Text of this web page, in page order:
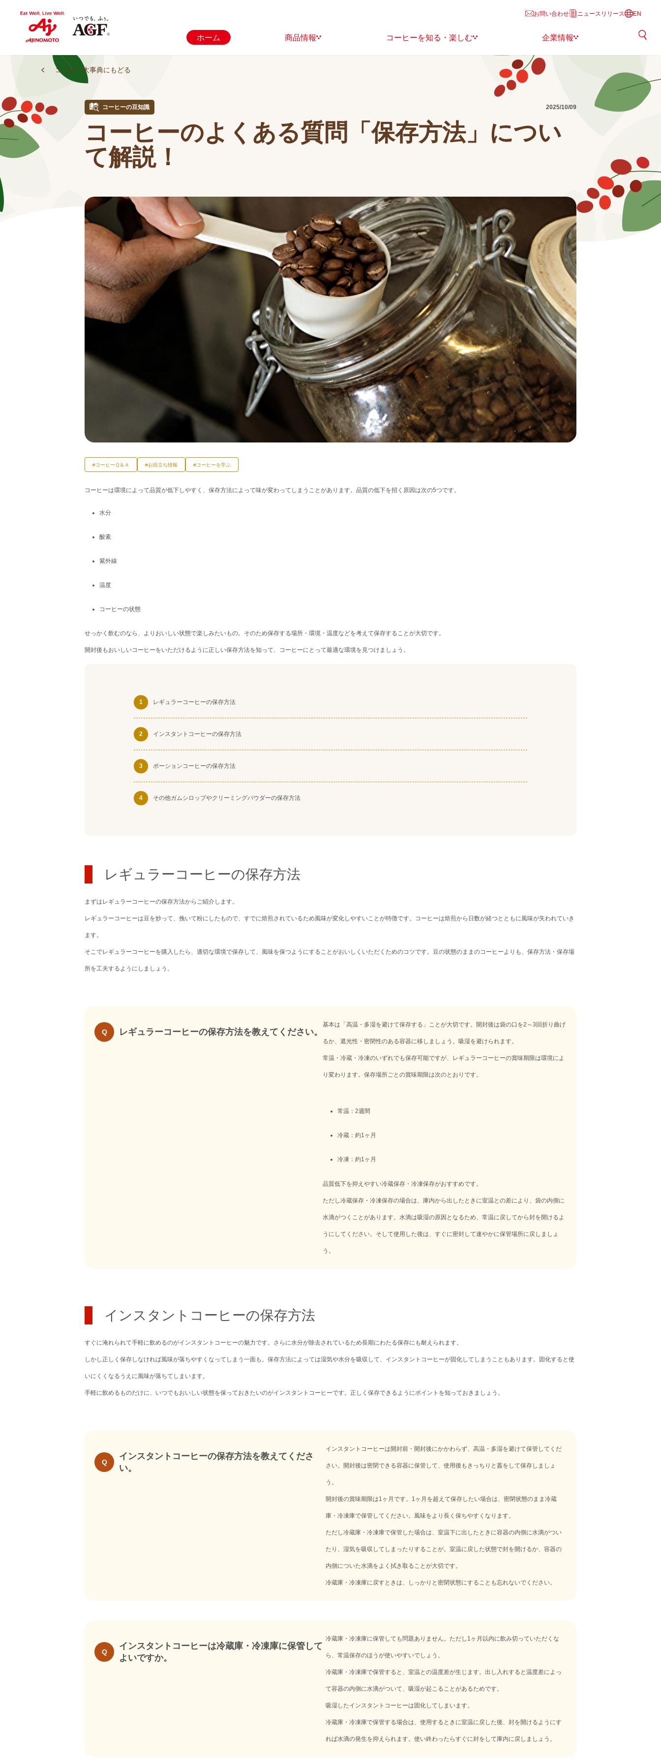
お問い合わせ ニュースリリース EN
ホーム 商品情報 コーヒーを知る・楽しむ 企業情報
コーヒー大事典にもどる
コーヒーの豆知識 2025/10/09
コーヒーのよくある質問「保存方法」につい
て解説！
#コーヒーＱ＆Ａ #お役立ち情報 #コーヒーを学ぶ
コーヒーは環境によって品質が低下しやすく、保存方法によって味が変わってしまうことがあります。品質の低下を招く原因は次の5つです。
水分
酸素
紫外線
温度
コーヒーの状態
せっかく飲むのなら、よりおいしい状態で楽しみたいもの。そのため保存する場所・環境・温度などを考えて保存することが大切です。
開封後もおいしいコーヒーをいただけるように正しい保存方法を知って、コーヒーにとって最適な環境を見つけましょう。
1 レギュラーコーヒーの保存方法
2 インスタントコーヒーの保存方法
3 ポーションコーヒーの保存方法
4 その他ガムシロップやクリーミングパウダーの保存方法
レギュラーコーヒーの保存方法
まずはレギュラーコーヒーの保存方法からご紹介します。
レギュラーコーヒーは豆を炒って、挽いて粉にしたもので、すでに焙煎されているため風味が変化しやすいことが特徴です。コーヒーは焙煎から日数が経つとともに風味が失われていき
ます。
そこでレギュラーコーヒーを購入したら、適切な環境で保存して、風味を保つようにすることがおいしくいただくためのコツです。豆の状態のままのコーヒーよりも、保存方法・保存場
所を工夫するようにしましょう。
Q レギュラーコーヒーの保存方法を教えてください。
基本は「高温・多湿を避けて保存する」ことが大切です。開封後は袋の口を2～3回折り曲げ
るか、遮光性・密閉性のある容器に移しましょう。吸湿を避けられます。
常温・冷蔵・冷凍のいずれでも保存可能ですが、レギュラーコーヒーの賞味期限は環境によ
り変わります。保存場所ごとの賞味期限は次のとおりです。
常温：2週間
冷蔵：約1ヶ月
冷凍：約1ヶ月
品質低下を抑えやすい冷蔵保存・冷凍保存がおすすめです。
ただし冷蔵保存・冷凍保存の場合は、庫内から出したときに室温との差により、袋の内側に
水滴がつくことがあります。水滴は吸湿の原因となるため、常温に戻してから封を開けるよ
うにしてください。そして使用した後は、すぐに密封して速やかに保管場所に戻しましょ
う。
インスタントコーヒーの保存方法
すぐに淹れられて手軽に飲めるのがインスタントコーヒーの魅力です。さらに水分が除去されているため長期にわたる保存にも耐えられます。
しかし正しく保存しなければ風味が落ちやすくなってしまう一面も。保存方法によっては湿気や水分を吸収して、インスタントコーヒーが固化してしまうこともあります。固化すると使
いにくくなるうえに風味が落ちてしまいます。
手軽に飲めるものだけに、いつでもおいしい状態を保っておきたいのがインスタントコーヒーです。正しく保存できるようにポイントを知っておきましょう。
Q
インスタントコーヒーの保存方法を教えてくださ
い。
インスタントコーヒーは開封前・開封後にかかわらず、高温・多湿を避けて保管してくだ
さい。開封後は密閉できる容器に保管して、使用後もきっちりと蓋をして保存しましょ
う。
開封後の賞味期限は1ヶ月です。1ヶ月を超えて保存したい場合は、密閉状態のまま冷蔵
庫・冷凍庫で保管してください。風味をより長く保ちやすくなります。
ただし冷蔵庫・冷凍庫で保管した場合は、室温下に出したときに容器の内側に水滴がつい
たり、湿気を吸収してしまったりすることが。室温に戻した状態で封を開けるか、容器の
内側についた水滴をよく拭き取ることが大切です。
冷蔵庫・冷凍庫に戻すときは、しっかりと密閉状態にすることも忘れないでください。
Q
インスタントコーヒーは冷蔵庫・冷凍庫に保管して
よいですか。
冷蔵庫・冷凍庫に保管しても問題ありません。ただし1ヶ月以内に飲み切っていただくな
ら、常温保存のほうが使いやすいでしょう。
冷蔵庫・冷凍庫で保管すると、室温との温度差が生じます。出し入れすると温度差によっ
て容器の内側に水滴がついて、吸湿が起こることがあるためです。
吸湿したインスタントコーヒーは固化してしまいます。
冷蔵庫・冷凍庫で保管する場合は、使用するときに室温に戻した後、封を開けるようにす
れば水滴の発生を抑えられます。使い終わったらすぐに封をして庫内に戻しましょう。